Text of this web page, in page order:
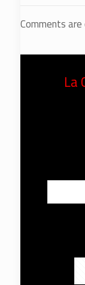
Comments are
La